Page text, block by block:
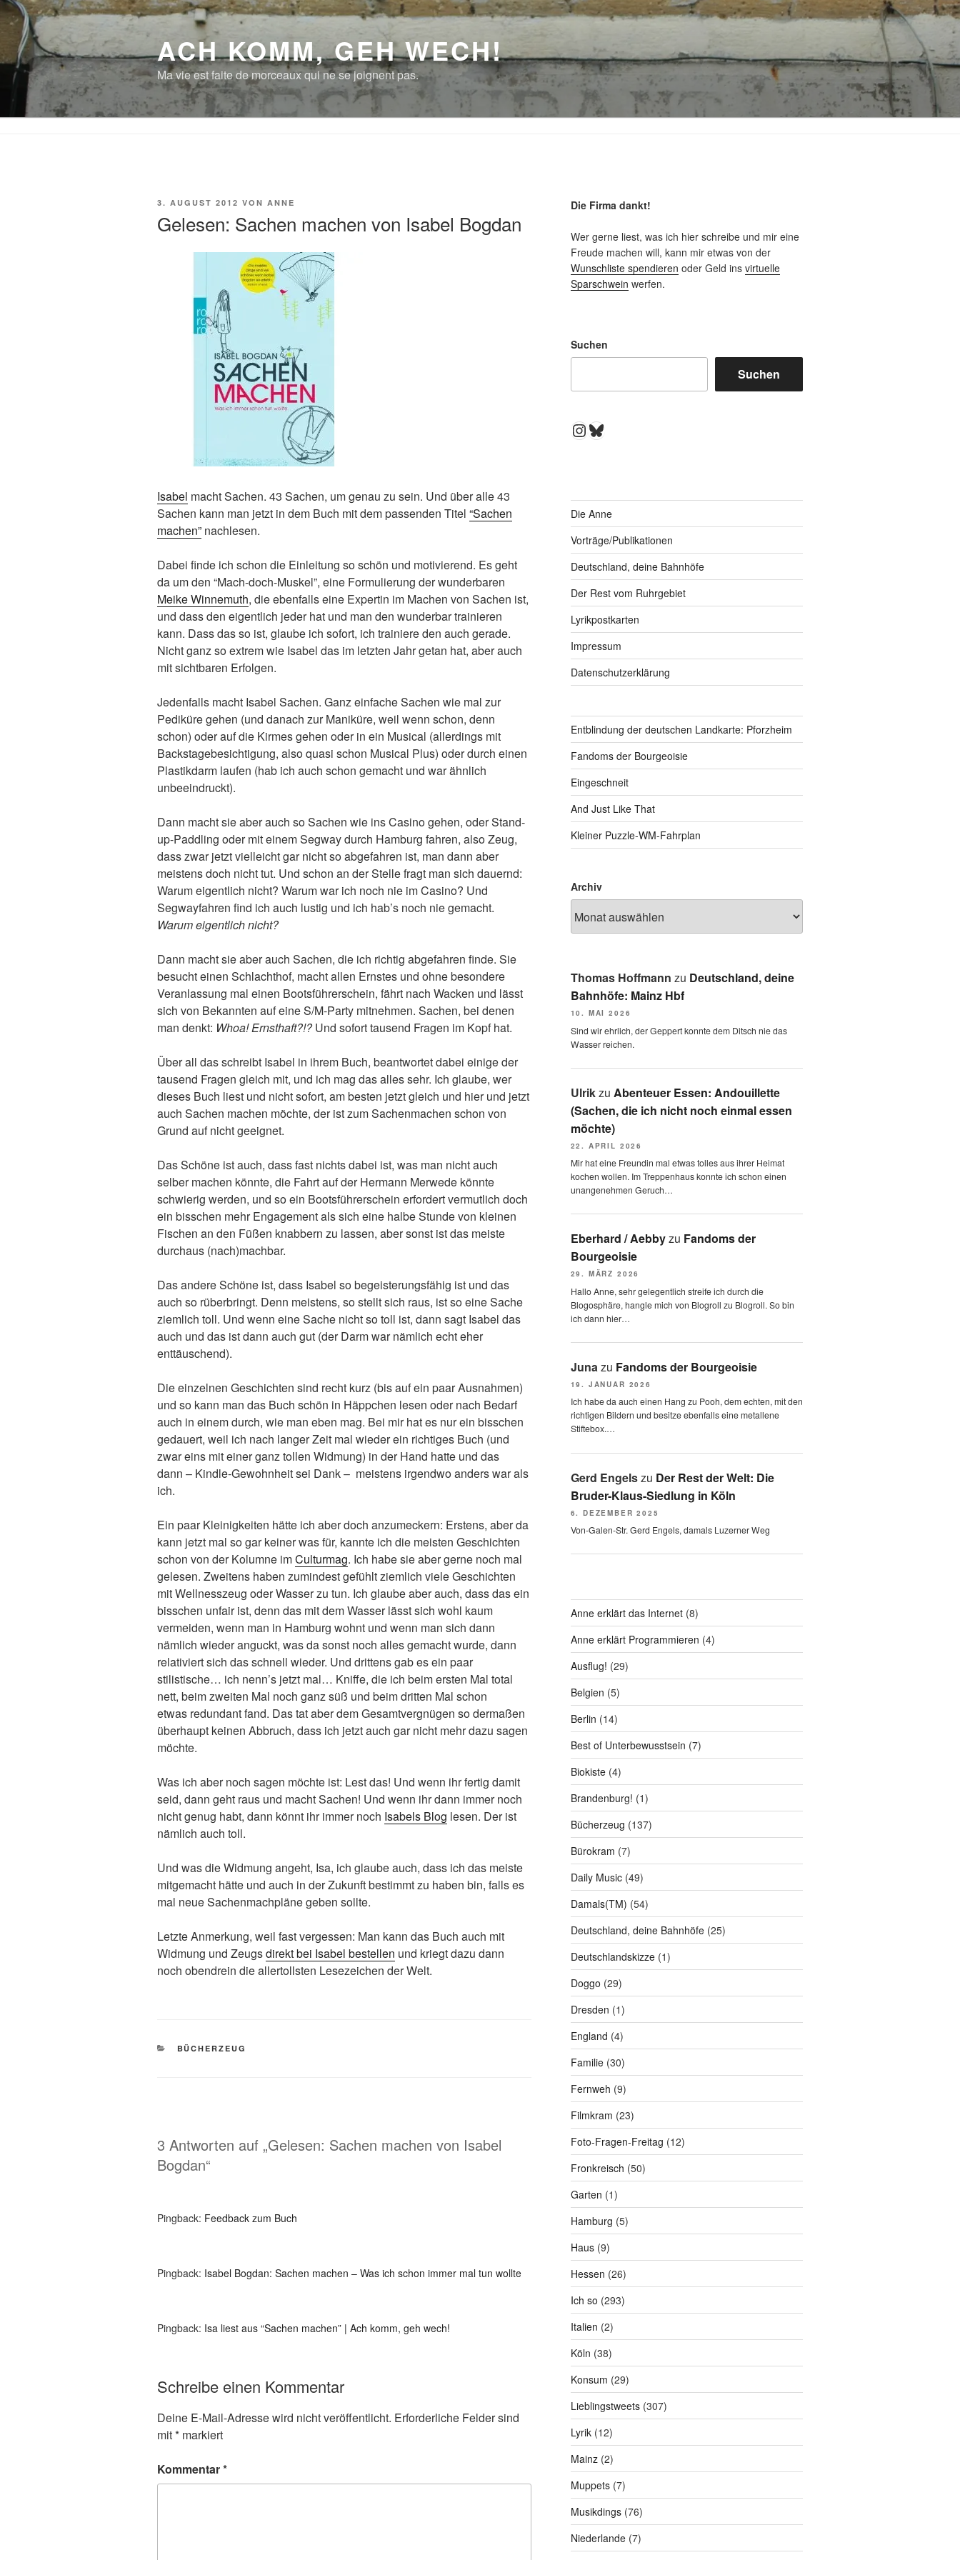
Zum
Inhalt
springen
ACH KOMM, GEH WECH!
Ma vie est faite de morceaux qui ne se joignent pas.
VERÖFFENTLICHT
3. AUGUST 2012 VON ANNE
Gelesen: Sachen machen von Isabel Bogdan
Isabel macht Sachen. 43 Sachen, um genau zu sein. Und über alle 43
Sachen kann man jetzt in dem Buch mit dem passenden Titel “Sachen
machen” nachlesen.
Dabei finde ich schon die Einleitung so schön und motivierend. Es geht
da um den “Mach-doch-Muskel”, eine Formulierung der wunderbaren
Meike Winnemuth, die ebenfalls eine Expertin im Machen von Sachen ist,
und dass den eigentlich jeder hat und man den wunderbar trainieren
kann. Dass das so ist, glaube ich sofort, ich trainiere den auch gerade.
Nicht ganz so extrem wie Isabel das im letzten Jahr getan hat, aber auch
mit sichtbaren Erfolgen.
Jedenfalls macht Isabel Sachen. Ganz einfache Sachen wie mal zur
Pediküre gehen (und danach zur Maniküre, weil wenn schon, denn
schon) oder auf die Kirmes gehen oder in ein Musical (allerdings mit
Backstagebesichtigung, also quasi schon Musical Plus) oder durch einen
Plastikdarm laufen (hab ich auch schon gemacht und war ähnlich
unbeeindruckt).
Dann macht sie aber auch so Sachen wie ins Casino gehen, oder Stand-
up-Paddling oder mit einem Segway durch Hamburg fahren, also Zeug,
dass zwar jetzt vielleicht gar nicht so abgefahren ist, man dann aber
meistens doch nicht tut. Und schon an der Stelle fragt man sich dauernd:
Warum eigentlich nicht? Warum war ich noch nie im Casino? Und
Segwayfahren find ich auch lustig und ich hab’s noch nie gemacht.
Warum eigentlich nicht?
Dann macht sie aber auch Sachen, die ich richtig abgefahren finde. Sie
besucht einen Schlachthof, macht allen Ernstes und ohne besondere
Veranlassung mal einen Bootsführerschein, fährt nach Wacken und lässt
sich von Bekannten auf eine S/M-Party mitnehmen. Sachen, bei denen
man denkt: Whoa! Ernsthaft?!?Und sofort tausend Fragen im Kopf hat.
Über all das schreibt Isabel in ihrem Buch, beantwortet dabei einige der
tausend Fragen gleich mit, und ich mag das alles sehr. Ich glaube, wer
dieses Buch liest und nicht sofort, am besten jetzt gleich und hier und jetzt
auch Sachen machen möchte, der ist zum Sachenmachen schon von
Grund auf nicht geeignet.
Das Schöne ist auch, dass fast nichts dabei ist, was man nicht auch
selber machen könnte, die Fahrt auf der Hermann Merwede könnte
schwierig werden, und so ein Bootsführerschein erfordert vermutlich doch
ein bisschen mehr Engagement als sich eine halbe Stunde von kleinen
Fischen an den Füßen knabbern zu lassen, aber sonst ist das meiste
durchaus (nach)machbar.
Das andere Schöne ist, dass Isabel so begeisterungsfähig ist und das
auch so rüberbringt. Denn meistens, so stellt sich raus, ist so eine Sache
ziemlich toll. Und wenn eine Sache nicht so toll ist, dann sagt Isabel das
auch und das ist dann auch gut (der Darm war nämlich echt eher
enttäuschend).
Die einzelnen Geschichten sind recht kurz (bis auf ein paar Ausnahmen)
und so kann man das Buch schön in Häppchen lesen oder nach Bedarf
auch in einem durch, wie man eben mag. Bei mir hat es nur ein bisschen
gedauert, weil ich nach langer Zeit mal wieder ein richtiges Buch (und
zwar eins mit einer ganz tollen Widmung) in der Hand hatte und das
dann – Kindle-Gewohnheit sei Dank – meistens irgendwo anders war als
ich.
Ein paar Kleinigkeiten hätte ich aber doch anzumeckern: Erstens, aber da
kann jetzt mal so gar keiner was für, kannte ich die meisten Geschichten
schon von der Kolumne imCulturmag. Ich habe sie aber gerne noch mal
gelesen. Zweitens haben zumindest gefühlt ziemlich viele Geschichten
mit Wellnesszeug oder Wasser zu tun. Ich glaube aber auch, dass das ein
bisschen unfair ist, denn das mit dem Wasser lässt sich wohl kaum
vermeiden, wenn man in Hamburg wohnt und wenn man sich dann
nämlich wieder anguckt, was da sonst noch alles gemacht wurde, dann
relativiert sich das schnell wieder. Und drittens gab es ein paar
stilistische… ich nenn’s jetzt mal… Kniffe, die ich beim ersten Mal total
nett, beim zweiten Mal noch ganz süß und beim dritten Mal schon
etwas redundant fand. Das tat aber dem Gesamtvergnügen so dermaßen
überhaupt keinen Abbruch, dass ich jetzt auch gar nicht mehr dazu sagen
möchte.
Was ich aber noch sagen möchte ist: Lest das! Und wenn ihr fertig damit
seid, dann geht raus und macht Sachen! Und wenn ihr dann immer noch
nicht genug habt, dann könnt ihr immer noch Isabels Blog lesen. Der ist
nämlich auch toll.
Und was die Widmung angeht, Isa, ich glaube auch, dass ich das meiste
mitgemacht hätte und auch in der Zukunft bestimmt zu haben bin, falls es
mal neue Sachenmachpläne geben sollte.
Letzte Anmerkung, weil fast vergessen: Man kann das Buch auch mit
Widmung und Zeugsdirekt bei Isabel bestellen und kriegt dazu dann
noch obendrein die allertollsten Lesezeichen der Welt.
KATEGORIEN
BÜCHERZEUG
3 Antworten auf „Gelesen: Sachen machen von Isabel
Bogdan“
Pingback: Feedback zum Buch
Pingback: Isabel Bogdan: Sachen machen – Was ich schon immer mal tun wollte
Pingback: Isa liest aus “Sachen machen” | Ach komm, geh wech!
Schreibe einen Kommentar
Deine E-Mail-Adresse wird nicht veröffentlicht. Erforderliche Felder sind
mit* markiert
Kommentar*
Die Firma dankt!
Wer gerne liest, was ich hier schreibe und mir eine
Freude machen will, kann mir etwas von der
Wunschliste spendieren oder Geld ins virtuelle
Sparschwein werfen.
Suchen
Suchen
Instagram
Bluesky
Die Anne
Vorträge/Publikationen
Deutschland, deine Bahnhöfe
Der Rest vom Ruhrgebiet
Lyrikpostkarten
Impressum
Datenschutzerklärung
Entblindung der deutschen Landkarte: Pforzheim
Fandoms der Bourgeoisie
Eingeschneit
And Just Like That
Kleiner Puzzle-WM-Fahrplan
Archiv
Thomas Hoffmann zu Deutschland, deine
Bahnhöfe: Mainz Hbf
10. MAI 2026
Sind wir ehrlich, der Geppert konnte dem Ditsch nie das
Wasser reichen.
Ulrikzu Abenteuer Essen: Andouillette
(Sachen, die ich nicht noch einmal essen
möchte)
22. APRIL 2026
Mir hat eine Freundin mal etwas tolles aus ihrer Heimat
kochen wollen. Im Treppenhaus konnte ich schon einen
unangenehmen Geruch…
Eberhard / Aebbyzu Fandoms der
Bourgeoisie
29. MÄRZ 2026
Hallo Anne, sehr gelegentlich streife ich durch die
Blogosphäre, hangle mich von Blogroll zu Blogroll. So bin
ich dann hier…
Junazu Fandoms der Bourgeoisie
19. JANUAR 2026
Ich habe da auch einen Hang zu Pooh, dem echten, mit den
richtigen Bildern und besitze ebenfalls eine metallene
Stiftebox.…
Gerd Engelszu Der Rest der Welt: Die
Bruder-Klaus-Siedlung in Köln
6. DEZEMBER 2025
Von-Galen-Str. Gerd Engels, damals Luzerner Weg
Anne erklärt das Internet(8)
Anne erklärt Programmieren (4)
Ausflug! (29)
Belgien (5)
Berlin (14)
Best of Unterbewusstsein (7)
Biokiste(4)
Brandenburg! (1)
Bücherzeug (137)
Bürokram (7)
Daily Music(49)
Damals(TM) (54)
Deutschland, deine Bahnhöfe(25)
Deutschlandskizze(1)
Doggo (29)
Dresden (1)
England (4)
Familie(30)
Fernweh (9)
Filmkram (23)
Foto-Fragen-Freitag (12)
Fronkreisch (50)
Garten (1)
Hamburg (5)
Haus(9)
Hessen (26)
Ich so (293)
Italien (2)
Köln (38)
Konsum (29)
Lieblingstweets(307)
Lyrik(12)
Mainz(2)
Muppets(7)
Musikdings(76)
Niederlande(7)